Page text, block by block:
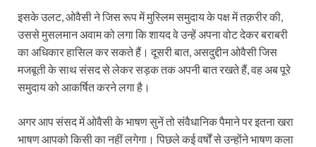
इसके उलट, ओवैसी ने जिस रूप में मुस्लिम समुदाय के पक्ष में तक़रीर की,
उससे मुसलमान अवाम को लगा कि शायद वे उन्‍हें अपना वोट देकर बराबरी
का अधिकार हासिल कर सकते हैं। दूसरी बात, असदुद्दीन ओवैसी जिस
मजबूती के साथ संसद से लेकर सड़क तक अपनी बात रखते हैं, वह अब पूरे
समुदाय को आकर्षित करने लगा है।
अगर आप संसद में ओवैसी के भाषण सुनें तो संवैधानिक पैमाने पर इतना खरा
भाषण आपको किसी का नहीं लगेगा। पिछले कई वर्षों से उन्होंने भाषण कला